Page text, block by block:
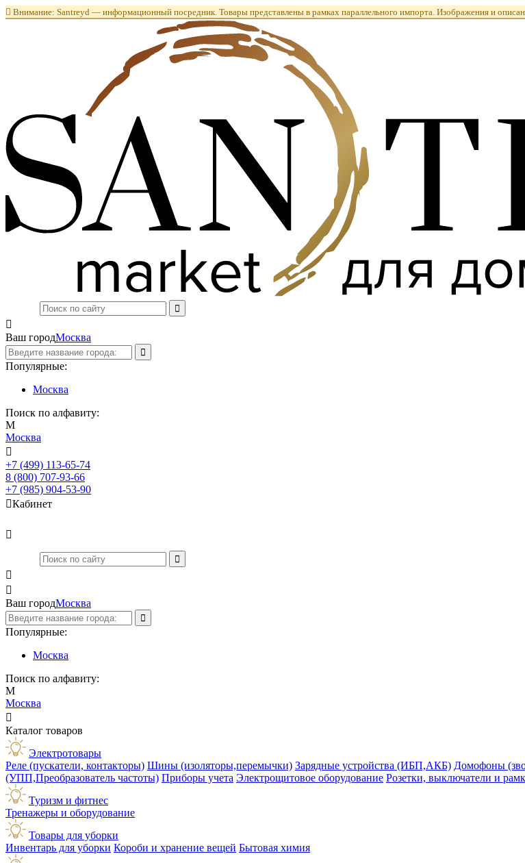
 Внимание: Santreyd — информационный посредник. Товары представлены в рамках параллельного импорта. Изображения и

Ваш городМосква
Популярные:
Москва
Поиск по алфавиту:
М
Москва

+7 (499) 113-65-74
8 (800) 707-93-66
+7 (985) 904-53-90
Кабинет



Ваш городМосква
Популярные:
Москва
Поиск по алфавиту:
М
Москва

Каталог товаров
Электротовары
Реле (пускатели, контакторы) Шины (изоляторы,перемычки) Зарядные устройства (ИБП,АКБ) Домофоны
(УПП,Преобразователь частоты) Приборы учета Электрощитовое оборудование Розетки, выключатели и
Туризм и фитнес
Тренажеры и оборудование
Товары для уборки
Инвентарь для уборки Короби и хранение вещей Бытовая химия